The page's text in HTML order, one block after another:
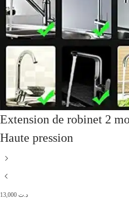
Extension de robinet 2
Haute pression
د.ت